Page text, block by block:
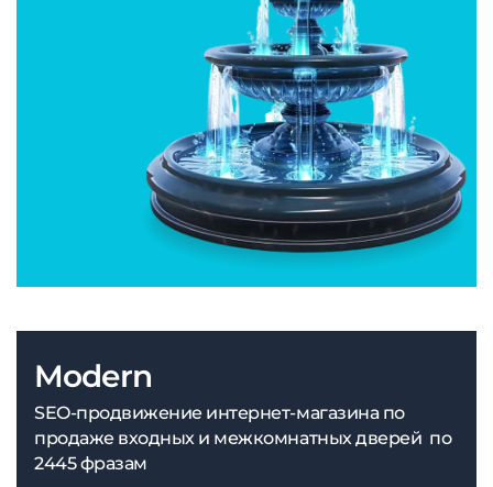
Modern
SEO-продвижение интернет-магазина по
продаже входных и межкомнатных дверей по
2445 фразам